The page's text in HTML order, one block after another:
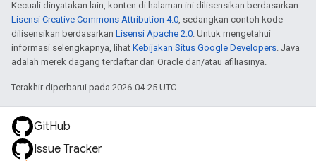
Kecuali dinyatakan lain, konten di halaman ini dilisensikan berdasarkan
Lisensi Creative Commons Attribution 4.0, sedangkan contoh kode
dilisensikan berdasarkan Lisensi Apache 2.0. Untuk mengetahui
informasi selengkapnya, lihat Kebijakan Situs Google Developers. Java
adalah merek dagang terdaftar dari Oracle dan/atau afiliasinya.
Terakhir diperbarui pada 2026-04-25 UTC.
GitHub
Issue Tracker